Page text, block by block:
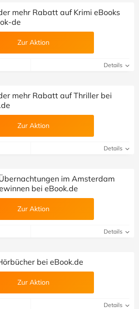
mehr Rabatt auf Krimi eBooks
de
Zur Aktion
Details
mehr Rabatt auf Thriller bei
Zur Aktion
Details
im Amsterdam
bei eBook.de
Zur Aktion
Details
bei eBook.de
Zur Aktion
Details